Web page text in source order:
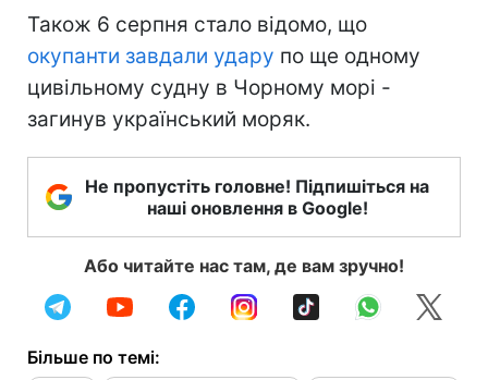
Також 6 серпня стало відомо, що
окупанти завдали удару по ще одному
цивільному судну в Чорному морі -
загинув український моряк.
Не пропустіть головне! Підпишіться на
наші оновлення в Google!
Або читайте нас там, де вам зручно!
Більше по темі: